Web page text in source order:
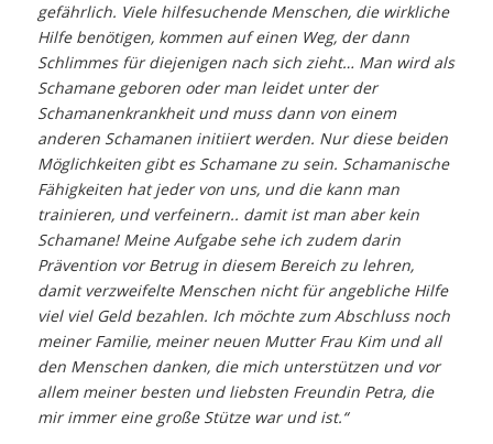
gefährlich. Viele hilfesuchende Menschen, die wirkliche
Hilfe benötigen, kommen auf einen Weg, der dann
Schlimmes für diejenigen nach sich zieht… Man wird als
Schamane geboren oder man leidet unter der
Schamanenkrankheit und muss dann von einem
anderen Schamanen initiiert werden. Nur diese beiden
Möglichkeiten gibt es Schamane zu sein. Schamanische
Fähigkeiten hat jeder von uns, und die kann man
trainieren, und verfeinern.. damit ist man aber kein
Schamane! Meine Aufgabe sehe ich zudem darin
Prävention vor Betrug in diesem Bereich zu lehren,
damit verzweifelte Menschen nicht für angebliche Hilfe
viel viel Geld bezahlen. Ich möchte zum Abschluss noch
meiner Familie, meiner neuen Mutter Frau Kim und all
den Menschen danken, die mich unterstützen und vor
allem meiner besten und liebsten Freundin Petra, die
mir immer eine große Stütze war und ist.“